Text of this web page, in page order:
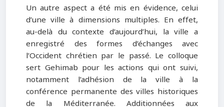
Un autre aspect a été mis en évidence, celui
d’une ville à dimensions multiples. En effet,
au-delà du contexte d’aujourd’hui, la ville a
enregistré des formes d’échanges avec
l’Occident chrétien par le passé. Le colloque
sert Gehimab pour les actions qui ont suivi,
notamment l’adhésion de la ville à la
conférence permanente des villes historiques
de la Méditerranée. Additionnées aux